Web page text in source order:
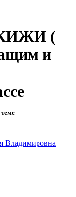
КИЖИ (
и
теме
Владимировна